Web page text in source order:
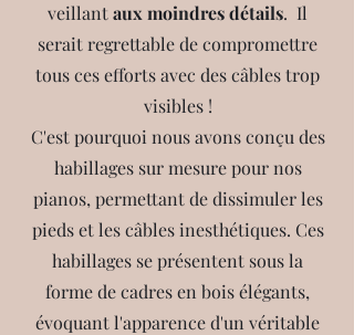
veillantaux moindres détails. Il
serait regrettable de compromettre
tous ces efforts avec des câbles trop
visibles !
C'est pourquoi nous avons conçu des
habillages sur mesure pour nos
pianos, permettant de dissimuler les
pieds et les câbles inesthétiques. Ces
habillages se présentent sous la
forme de cadres en bois élégants,
évoquant l'apparence d'un véritable